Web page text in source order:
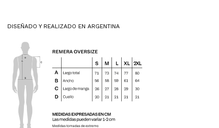
DISEÑADO Y REALIZADO EN ARGENTINA